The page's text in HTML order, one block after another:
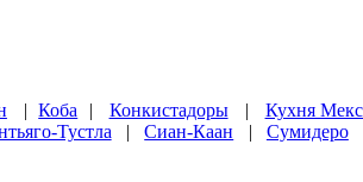
|Коба | Конкистадоры| Кухня
Тустла |Сиан-Каан | Сумидеро